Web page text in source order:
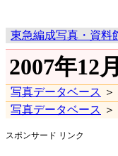
東急編成写真・資料
2007年12
写真データベース ＞
写真データベース ＞
スポンサード リンク